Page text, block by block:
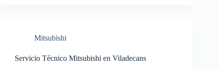
Mitsubishi
Servicio Técnico Mitsubishi en Viladecans